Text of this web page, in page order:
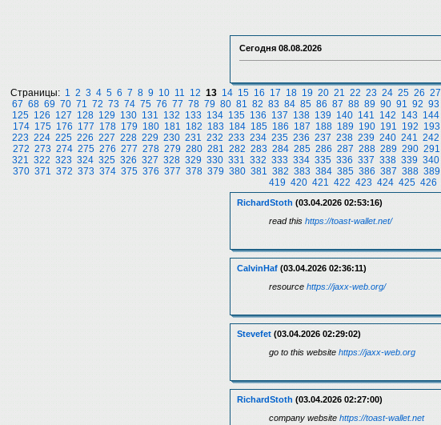
Сегодня 08.08.2026
Страницы: 1 2 3 4 5 6 7 8 9 10 11 12 13 14 15 16 17 18 19 20 21 22 23 24 25 26 27
67 68 69 70 71 72 73 74 75 76 77 78 79 80 81 82 83 84 85 86 87 88 89 90 91 92 93
125 126 127 128 129 130 131 132 133 134 135 136 137 138 139 140 141 142 143 144
174 175 176 177 178 179 180 181 182 183 184 185 186 187 188 189 190 191 192 193
223 224 225 226 227 228 229 230 231 232 233 234 235 236 237 238 239 240 241 242
272 273 274 275 276 277 278 279 280 281 282 283 284 285 286 287 288 289 290 291
321
322 323 324 325 326 327 328 329 330 331 332 333 334 335 336 337 338 339 340
370 371 372 373 374 375 376 377 378 379 380 381 382 383 384 385 386 387 388 389
419 420 421 422 423 424 425 426
RichardStoth (03.04.2026 02:53:16)
read this https://toast-wallet.net/
CalvinHaf (03.04.2026 02:36:11)
resource https://jaxx-web.org/
Stevefet (03.04.2026 02:29:02)
go to this website https://jaxx-web.org
RichardStoth (03.04.2026 02:27:00)
company website https://toast-wallet.net